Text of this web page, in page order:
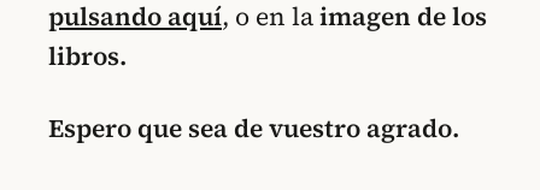
pulsando aquí, o en laimagen de los
libros.
Espero que sea de vuestro agrado.